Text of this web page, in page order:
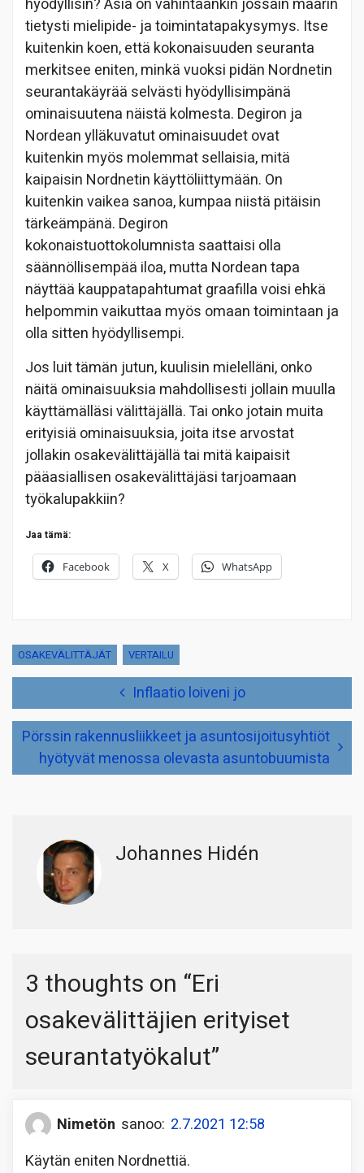
tietysti mielipide- ja toimintatapakysymys. Itse
kuitenkin koen, että kokonaisuuden seuranta
merkitsee eniten, minkä vuoksi pidän Nordnetin
seurantakäyrää selvästi hyödyllisimpänä
ominaisuutena näistä kolmesta. Degiron ja
Nordean ylläkuvatut ominaisuudet ovat
kuitenkin myös molemmat sellaisia, mitä
kaipaisin Nordnetin käyttöliittymään. On
kuitenkin vaikea sanoa, kumpaa niistä pitäisin
tärkeämpänä. Degiron
kokonaistuottokolumnista saattaisi olla
säännöllisempää iloa, mutta Nordean tapa
näyttää kauppatapahtumat graafilla voisi ehkä
helpommin vaikuttaa myös omaan toimintaan ja
olla sitten hyödyllisempi.
Jos luit tämän jutun, kuulisin mielelläni, onko
näitä ominaisuuksia mahdollisesti jollain muulla
käyttämälläsi välittäjällä. Tai onko jotain muita
erityisiä ominaisuuksia, joita itse arvostat
jollakin osakevälittäjällä tai mitä kaipaisit
pääasiallisen osakevälittäjäsi tarjoamaan
työkalupakkiin?
Jaa tämä:
Facebook X WhatsApp
OSAKEVÄLITTÄJÄT VERTAILU
Inflaatio loiveni jo
Pörssin rakennusliikkeet ja asuntosijoitusyhtiöt
hyötyvät menossa olevasta asuntobuumista
Johannes Hidén
3 thoughts on “Eri
osakevälittäjien erityiset
seurantatyökalut”
Nimetön sanoo: 2.7.2021 12:58
Käytän eniten Nordnettiä.